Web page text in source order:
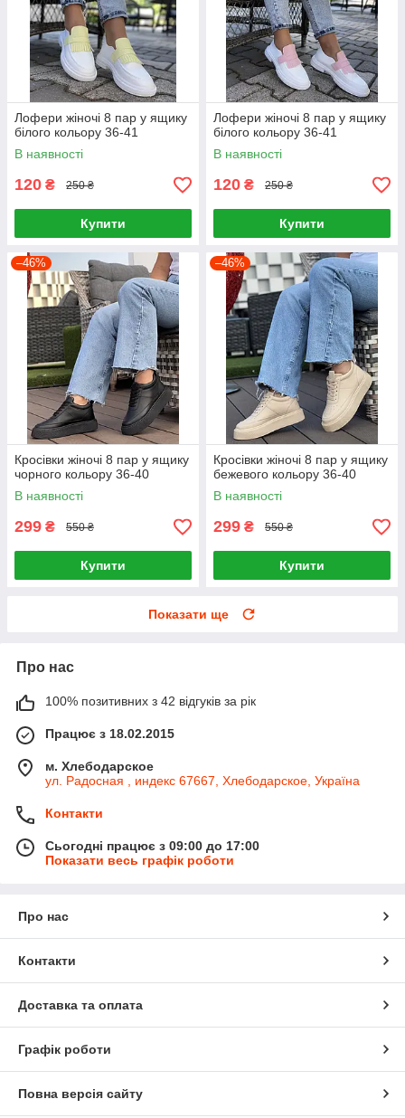
Лофери жіночі 8 пар у ящику
білого кольору 36-41
В наявності
120 ₴ 250 ₴
Купити
Лофери жіночі 8 пар у ящику
білого кольору 36-41
В наявності
120 ₴ 250 ₴
Купити
–46%
Кросівки жіночі 8 пар у ящику
чорного кольору 36-40
В наявності
299 ₴ 550 ₴
Купити
–46%
Кросівки жіночі 8 пар у ящику
бежевого кольору 36-40
В наявності
299 ₴ 550 ₴
Купити
Показати ще
Про нас
100% позитивних з 42 відгуків за рік
Працює з 18.02.2015
м. Хлебодарское
ул. Радосная , индекс 67667, Хлебодарское, Україна
Контакти
Сьогодні працює з 09:00 до 17:00
Показати весь графік роботи
Про нас
Контакти
Доставка та оплата
Графік роботи
Повна версія сайту